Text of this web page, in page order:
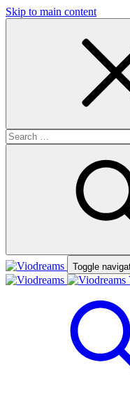
Skip to main content
Toggle